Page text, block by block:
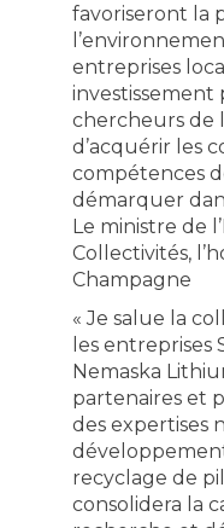
favoriseront la
entreprises
chercheurs de
d’acquérir les
compétences
démarquer
Le ministre de
Collectivités,
Champagne
« Je salue la
les entreprises
Nemaska
partenaires et
des expertises
recyclage de
consolidera la